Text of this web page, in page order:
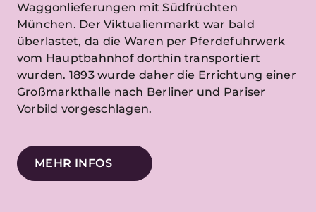
Waggonlieferungen mit Südfrüchten
München. Der Viktualienmarkt war bald
überlastet, da die Waren per Pferdefuhrwerk
vom Hauptbahnhof dorthin transportiert
wurden. 1893 wurde daher die Errichtung einer
Großmarkthalle nach Berliner und Pariser
Vorbild vorgeschlagen.
MEHR INFOS